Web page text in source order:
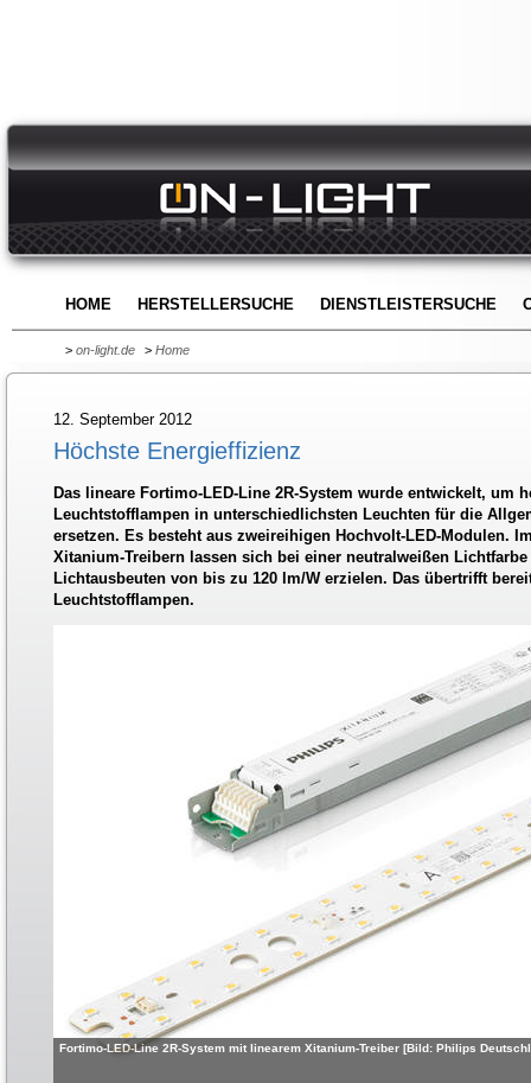
HOME HERSTELLERSUCHE DIENSTLEISTERSUCHE
> on-light.de > Home
12. September 2012
Höchste Energieffizienz
Das lineare Fortimo-LED-Line 2R-System wurde entwickelt, um
Leuchtstofflampen in unterschiedlichsten Leuchten für die
ersetzen. Es besteht aus zweireihigen Hochvolt-LED-Modulen.
Xitanium-Treibern lassen sich bei einer neutralweißen Lichtfarbe
Lichtausbeuten von bis zu 120 lm/W erzielen. Das übertrifft
Leuchtstofflampen.
Fortimo-LED-Line 2R-System mit linearem Xitanium-Treiber [Bild: Philips